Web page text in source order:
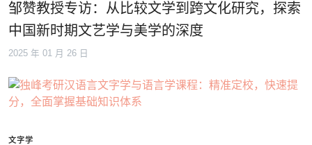
邹赞教授专访：从比较文学到跨文化研究，探索
中国新时期文艺学与美学的深度
2025 年 01 月 26 日
文字学